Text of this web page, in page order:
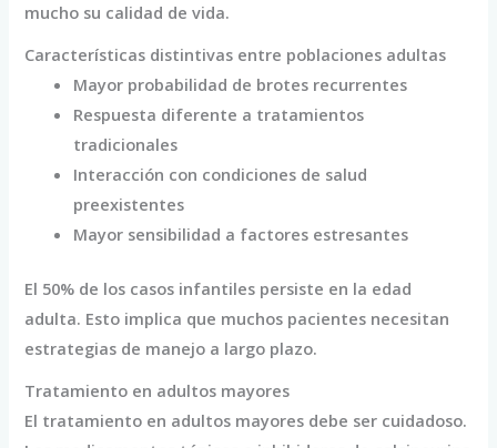
mucho su calidad de vida.
Características distintivas entre poblaciones adultas
Mayor probabilidad de brotes recurrentes
Respuesta diferente a tratamientos
tradicionales
Interacción con condiciones de salud
preexistentes
Mayor sensibilidad a factores estresantes
El 50% de los casos infantiles persiste en la edad
adulta. Esto implica que muchos pacientes necesitan
estrategias de manejo a largo plazo.
Tratamiento en adultos mayores
El tratamiento en adultos mayores debe ser cuidadoso.